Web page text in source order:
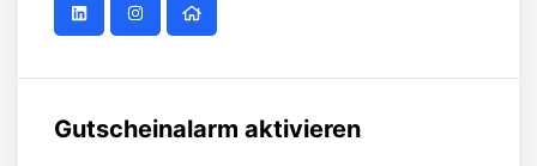
Gutscheinalarm aktivieren